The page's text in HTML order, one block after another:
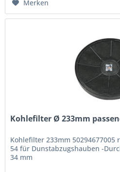
Merken
Kohlefilter Ø 233mm
Kohlefilter 233mm 50294677005
54 für Dunstabzugshauben -
34 mm